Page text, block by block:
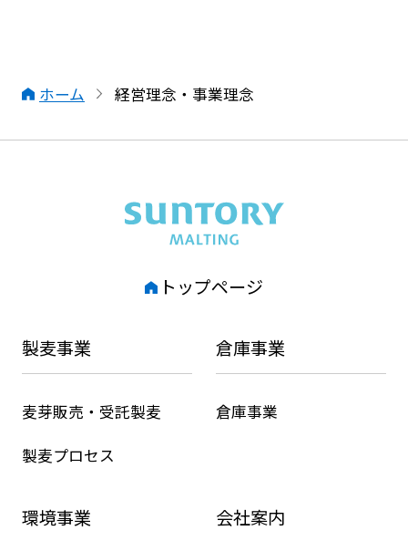
ホーム 経営理念・事業理念
SUNTORY MALTING
トップページ
製麦事業
麦芽販売・受託製麦
製麦プロセス
倉庫事業
倉庫事業
環境事業 会社案内